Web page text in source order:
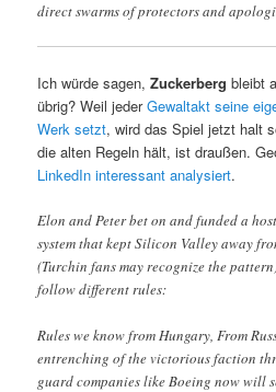
direct swarms of protectors and
Ich würde sagen,Zuckerberg bleibt
übrig? Weil jederGewaltakt seine
Werk setzt, wird das Spiel jetzt halt
die alten Regeln hält, ist draußen.
LinkedIn interessant analysiert.
Elon and Peter bet on and funded a
system that kept Silicon Valley away
(Turchin fans may recognize the
follow different rules:
Rules we know from Hungary, From
entrenching of the victorious faction
guard companies like Boeing now will